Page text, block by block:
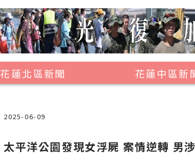
花蓮北區新聞
吉安鄉
秀林鄉
花蓮中區新
光復鄉
2025-06-09
太平洋公園發現女浮屍 案情逆轉 男